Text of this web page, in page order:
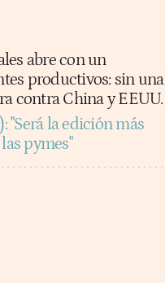
abre con un
productivos: sin una
contra China y EEUU.
"Será la edición más
pymes"